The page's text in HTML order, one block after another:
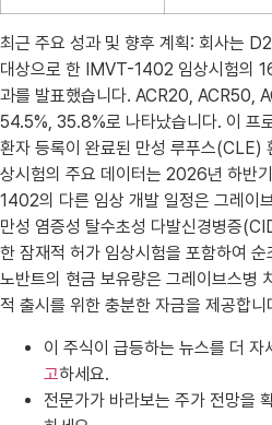
최근 주요 성과 및 향후 계획: 회사는
대상으로 한 IMVT-1402 임상시험의
과를 발표했습니다. ACR20, ACR50,
54.5%, 35.8%로 나타났습니다. 이 프
환자 등록이 완료된 만성 루푸스(CLE)
상시험의 주요 데이터는 2026년 하반
1402의 다른 임상 개발 일정은 그레이
만성 염증성 탈수초성 다발신경병증
한 잠재적 허가 임상시험을 포함하여
노반트의 현금 보유량은 그레이브스
적 출시를 위한 충분한 자금을 제공합니
이 주식이 급등하는 뉴스를 더 자
고하세요.
전문가가 바라보는 주가 전망을